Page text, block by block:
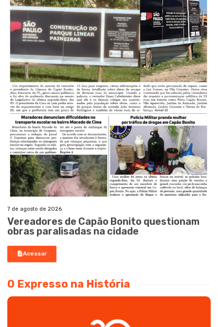
7 de agosto de 2026
Vereadores de Capão Bonito questionam
obras paralisadas na cidade
Acessar
O Expresso na História